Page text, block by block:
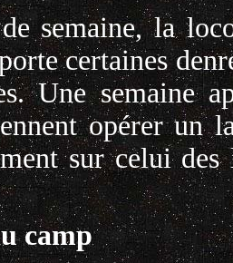
semaine, la
certaines
Une semaine
opérer un
sur celui
camp